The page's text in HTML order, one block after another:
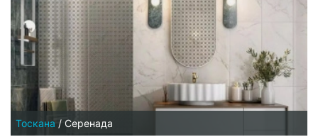
Тоскана / Серенада